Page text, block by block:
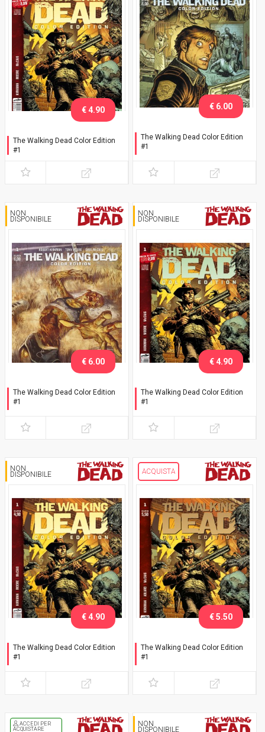
The Walking Dead Color Edition
#1
€ 4.90
The Walking Dead Color Edition
#1
€ 6.00
NON
DISPONIBILE
The Walking Dead Color Edition
#1
€ 6.00
NON
DISPONIBILE
The Walking Dead Color Edition
#1
€ 4.90
NON
DISPONIBILE
The Walking Dead Color Edition
#1
€ 4.90
ACQUISTA
The Walking Dead Color Edition
#1
€ 5.50
ACCEDI PER
ACQUISTARE
NON
DISPONIBILE